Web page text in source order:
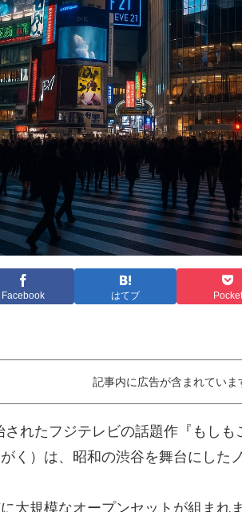
Facebook はてブ Pocket
記事内に広告が含まれていま
されたフジテレビの話題作『もし
く）は、昭和の渋谷を舞台にした
大規模なオープンセットが組まれ